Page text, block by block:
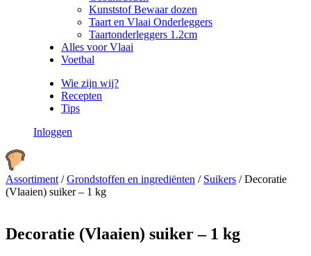
Kunststof Bewaar dozen
Taart en Vlaai Onderleggers
Taartonderleggers 1.2cm
Alles voor Vlaai
Voetbal
Wie zijn wij?
Recepten
Tips
Inloggen
Assortiment /Grondstoffen en ingrediënten / Suikers /Decoratie
(Vlaaien) suiker – 1 kg
Decoratie (Vlaaien) suiker – 1 kg